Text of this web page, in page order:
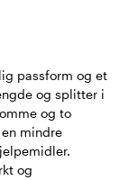
passform og et
og splitter i
og to
mindre
og